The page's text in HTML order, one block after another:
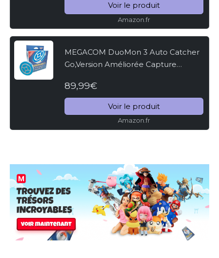
de Plus...
Voir le produit
Amazon.fr
MEGACOM DuoMon 3 Auto Catcher
Go,Version Améliorée Capture
Doubles, Connexion sans Fil
20m/65ft, Contrôle APP,
Chargement...
89,99€
Voir le produit
Amazon.fr